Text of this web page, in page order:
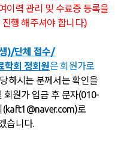
이력 관리 및 수료증 등록을
행 해주셔야 합니다.)
)/단체 접수/
학회 정회원은 회원가로
하시는 분께서는 확인을
회원가 입금 후 문자(010-
로
습니다.